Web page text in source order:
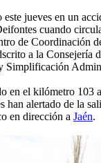
jueves en un
cuando
de Coordinación
a la Consejería
Simplificación
en el kilómetro 103
han alertado de la
en dirección a Jaén.